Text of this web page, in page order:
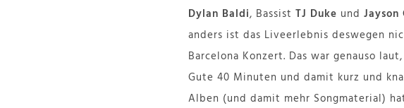
Dylan Baldi, Bassist TJ Duke und Jayson
anders ist das Liveerlebnis deswegen
Barcelona Konzert. Das war genauso
Gute 40 Minuten und damit kurz und
Alben (und damit mehr Songmaterial)